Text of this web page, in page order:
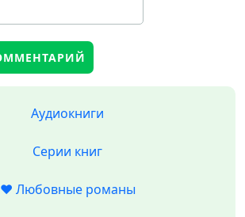
Аудиокниги
Серии книг
❤️ Любовные романы